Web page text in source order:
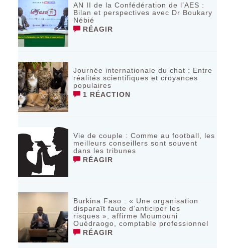
AN II de la Confédération de l’AES :
Bilan et perspectives avec Dr Boukary
Nébié
RÉAGIR
Journée internationale du chat : Entre
réalités scientifiques et croyances
populaires
1 RÉACTION
Vie de couple : Comme au football, les
meilleurs conseillers sont souvent
dans les tribunes
RÉAGIR
Burkina Faso : « Une organisation
disparaît faute d’anticiper les
risques », affirme Moumouni
Ouédraogo, comptable professionnel
RÉAGIR